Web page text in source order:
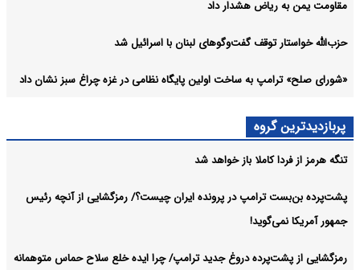
مقاومت یمن به ریاض هشدار داد
حزب‌الله خواستار توقف گفت‌وگوهای لبنان با اسرائیل شد
«شورای صلح» ترامپ به ساخت اولین پایگاه نظامی در غزه چراغ سبز نشان داد
پربازدیدترین گروه
تنگه هرمز از فردا کاملا باز خواهد شد
پشت‌پرده بن‌بست ترامپ در پرونده ایران چیست؟/ رمزگشایی از آنچه رئیس
جمهور آمریکا نمی‌گوید!
رمزگشایی از پشت‌پرده دروغ جدید ترامپ/ چرا ایده خلع سلاح حماس متوهمانه